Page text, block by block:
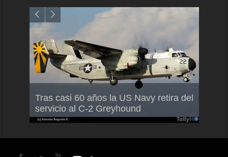
Tras casi 60 años la US Navy retira del
servicio al C-2 Greyhound
Air France-KLM anuncia a Guilhem
Mallet como nuevo Director General
para América Latina